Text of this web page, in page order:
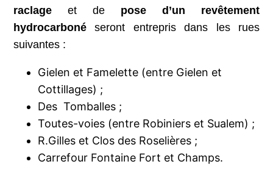
raclage et de pose d’un revêtement
hydrocarboné seront entrepris dans les rues
suivantes :
Gielen et Famelette (entre Gielen et
Cottillages) ;
Des Tomballes ;
Toutes-voies (entre Robiniers et Sualem) ;
R.Gilles et Clos des Roselières ;
Carrefour Fontaine Fort et Champs.